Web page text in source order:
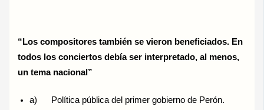
“Los compositores también se vieron beneficiados. En
todos los conciertos debía ser interpretado, al menos,
un tema nacional”
a) Política pública del primer gobierno de Perón.